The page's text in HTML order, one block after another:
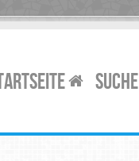
SUCHE